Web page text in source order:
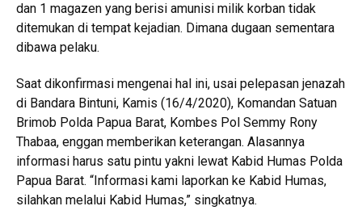
dan 1 magazen yang berisi amunisi milik korban tidak
ditemukan di tempat kejadian. Dimana dugaan sementara
dibawa pelaku.
Saat dikonfirmasi mengenai hal ini, usai pelepasan jenazah
di Bandara Bintuni, Kamis (16/4/2020), Komandan Satuan
Brimob Polda Papua Barat, Kombes Pol Semmy Rony
Thabaa, enggan memberikan keterangan. Alasannya
informasi harus satu pintu yakni lewat Kabid Humas Polda
Papua Barat. “Informasi kami laporkan ke Kabid Humas,
silahkan melalui Kabid Humas,” singkatnya.